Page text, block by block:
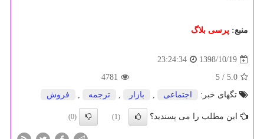
منبع: پرسی بلاگ
1398/10/19
23:24:34
5.0
/ 5
4781
تگهای خبر:
اجتماعی , بازار , ترجمه , فروش
این مطلب را می پسندید؟ (1)
(0)